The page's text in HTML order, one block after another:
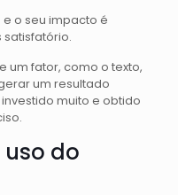
o seu impacto é
um fator, como o texto,
um resultado
muito e obtido
do